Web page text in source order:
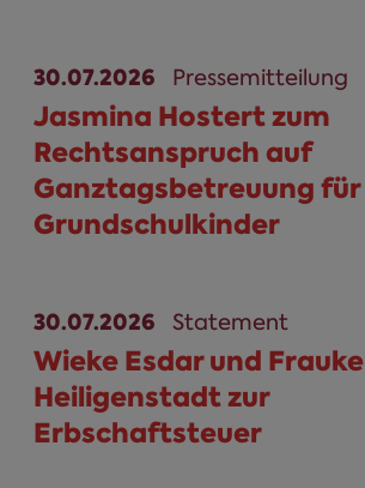
30.07.2026 Pressemitteilung
Jasmina Hostert zum
Rechtsanspruch auf
Ganztagsbetreuung für
Grundschulkinder
30.07.2026 Statement
Wieke Esdar und Frauke
Heiligenstadt zur
Erbschaftsteuer